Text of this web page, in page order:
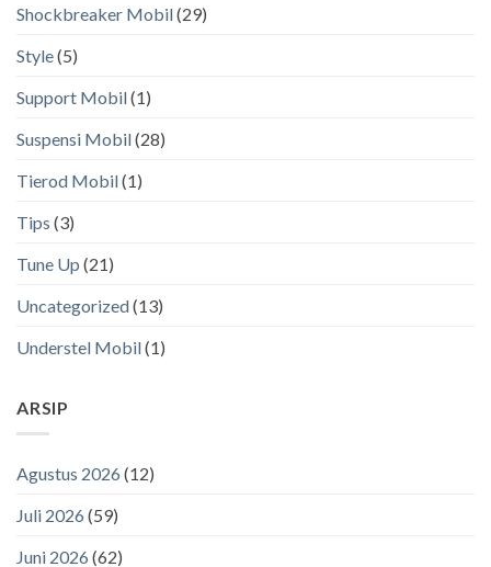
Shockbreaker Mobil(29)
Style(5)
Support Mobil(1)
Suspensi Mobil(28)
Tierod Mobil(1)
Tips (3)
Tune Up (21)
Uncategorized(13)
Understel Mobil(1)
ARSIP
Agustus 2026 (12)
Juli 2026 (59)
Juni 2026 (62)